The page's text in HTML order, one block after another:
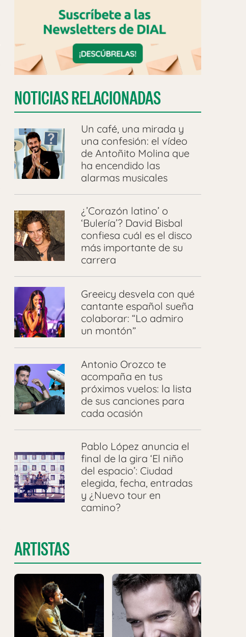
NOTICIAS RELACIONADAS
Un café, una mirada y
una confesión: el vídeo
de Antoñito Molina que
ha encendido las
alarmas musicales
¿’Corazón latino’ o
‘Bulería’? David Bisbal
confiesa cuál es el disco
más importante de su
carrera
Greeicy desvela con qué
cantante español sueña
colaborar: “Lo admiro
un montón”
Antonio Orozco te
acompaña en tus
próximos vuelos: la lista
de sus canciones para
cada ocasión
Pablo López anuncia el
final de la gira ‘El niño
del espacio’: Ciudad
elegida, fecha, entradas
y ¿Nuevo tour en
camino?
ARTISTAS